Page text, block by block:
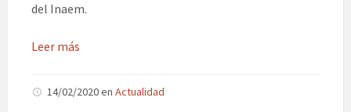
del Inaem.
Leer más
14/02/2020en Actualidad